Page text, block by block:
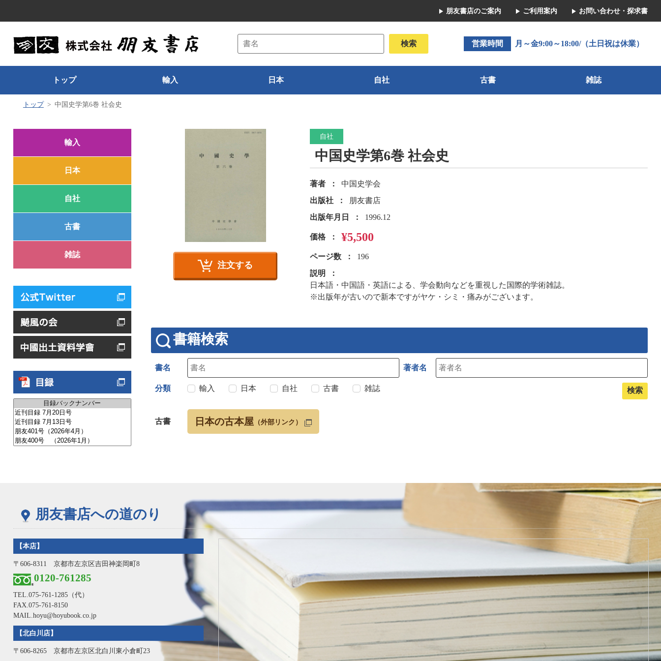
朋友書店のご案内 ご利用案内 お問い合わせ・探求書
営業時間 月～金9:00～18:00/（土日祝は休業）
トップ 輸入 日本 自社 古書 雑誌
トップ 中国史学第6巻 社会史
輸入
日本
自社
古書
雑誌
注文する
自社
中国史学第6巻 社会史
著者
中国史学会
出版社
朋友書店
出版年月日
1996.12
価格 ¥5,500
ページ数
196
説明
日本語・中国語・英語による、学会動向などを重視した国際的学術雑誌。
※出版年が古いので新本ですがヤケ・シミ・痛みがございます。
書籍検索
書名 著者名
分類 輸入 日本 自社 古書 雑誌
古書 日本の古本屋 （外部リンク）
朋友書店への道のり
【本店】
〒606-8311 京都市左京区吉田神楽岡町8
0120-761285
TEL. 075-761-1285（代）
FAX.075-761-8150
MAIL.hoyu@hoyubook.co.jp
【北白川店】
〒606-8265 京都市左京区北白川東小倉町23